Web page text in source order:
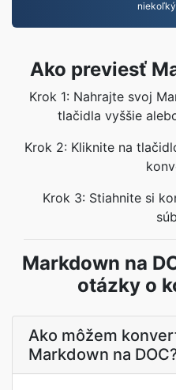
Ako previesť
Krok 1: Nahrajte svoj
tlačidla vyššie
Krok 2: Kliknite na
Krok 3: Stiahnite si
Markdown na
otázky o
Ako môžem
Markdown na